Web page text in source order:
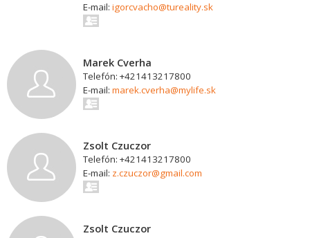
E-mail: igorcvacho@tureality.sk
Marek Cverha
Telefón: +421413217800
E-mail: marek.cverha@mylife.sk
Zsolt Czuczor
Telefón: +421413217800
E-mail: z.czuczor@gmail.com
Zsolt Czuczor